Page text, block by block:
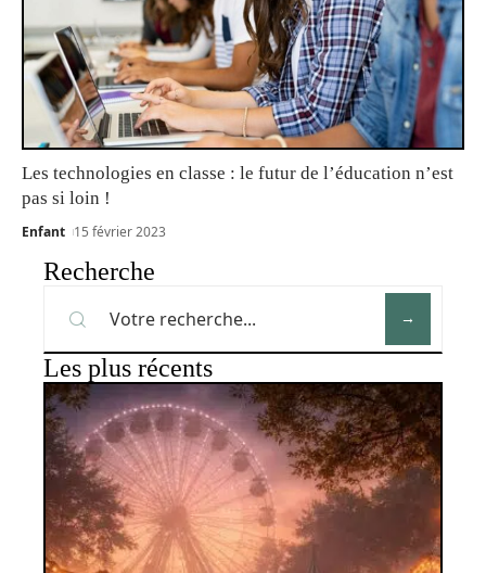
Les technologies en classe : le futur de l’éducation n’est
pas si loin !
Enfant 15 février 2023
Recherche
Les plus récents